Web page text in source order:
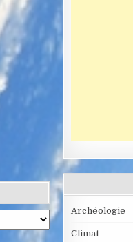
Archéologie
Climat